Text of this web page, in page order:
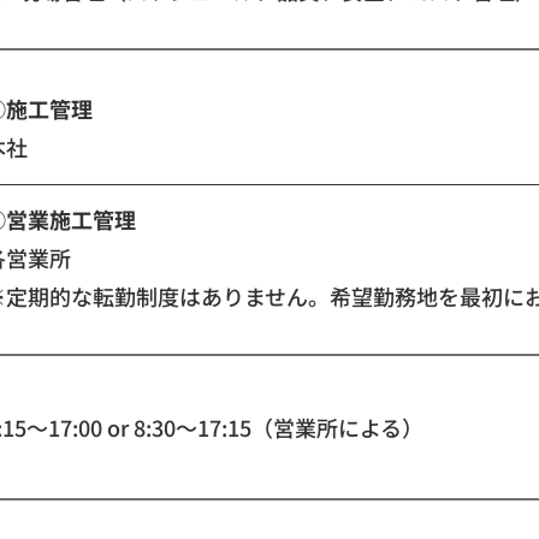
工管理
社
業施工管理
営業所
期的な転勤制度はありません。希望勤務地を最初に
〜17:00 or 8:30〜17:15（営業所による）